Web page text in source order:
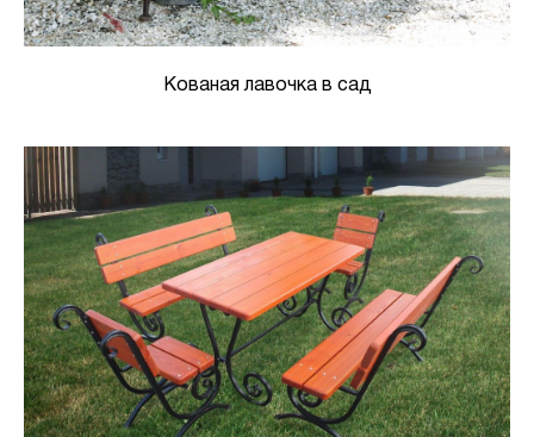
Кованая лавочка в сад